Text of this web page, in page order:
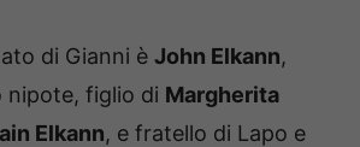
di Gianni è John Elkann,
nipote, figlio di Margherita
Elkann, e fratello di Lapo e